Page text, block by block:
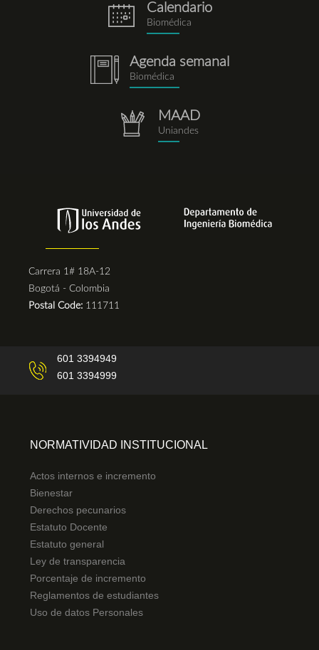
eventos.png
Calendario
Biomédica
notebook.png
Agenda semanal
Biomédica
repositorio.png
MAAD
Uniandes
Carrera 1# 18A-12
Bogotá - Colombia
Postal Code: 111711
601 3394949
601 3394999
NORMATIVIDAD INSTITUCIONAL
Actos internos e incremento
Bienestar
Derechos pecunarios
Estatuto Docente
Estatuto general
Ley de transparencia
Porcentaje de incremento
Reglamentos de estudiantes
Uso de datos Personales